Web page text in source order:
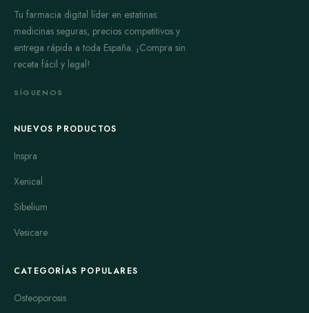
Tu farmacia digital líder en estatinas:
medicinas seguras, precios competitivos y
entrega rápida a toda España. ¡Compra sin
receta fácil y legal!
SÍGUENOS
NUEVOS PRODUCTOS
Inspra
Xenical
Sibelium
Vesicare
CATEGORÍAS POPULARES
Osteoporosis